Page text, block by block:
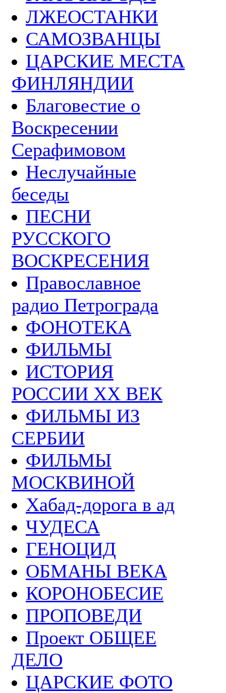
ЛЖЕОСТАНКИ
САМОЗВАНЦЫ
ЦАРСКИЕ МЕСТА
ФИНЛЯНДИИ
Благовестие о
Воскресении
Серафимовом
Неслучайные
беседы
ПЕСНИ
РУССКОГО
ВОСКРЕСЕНИЯ
Православное
радио Петрограда
ФОНОТЕКА
ФИЛЬМЫ
ИСТОРИЯ
РОССИИ ХХ ВЕК
ФИЛЬМЫ ИЗ
СЕРБИИ
ФИЛЬМЫ
МОСКВИНОЙ
Хабад-дорога в ад
ЧУДЕСА
ГЕНОЦИД
ОБМАНЫ ВЕКА
КОРОНОБЕСИЕ
ПРОПОВЕДИ
Проект ОБЩЕЕ
ДЕЛО
ЦАРСКИЕ ФОТО